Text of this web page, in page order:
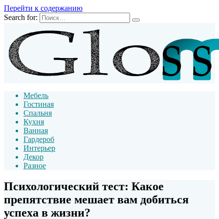
Перейти к содержанию
Search for:
Мебель
Гостиная
Спальня
Кухня
Ванная
Гардероб
Интерьер
Декор
Разное
Психологический тест: Какое
препятствие мешает вам добиться
успеха в жизни?